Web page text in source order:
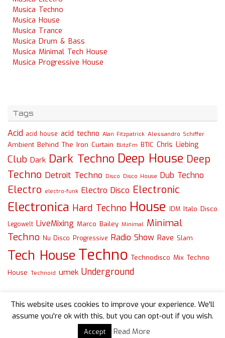
Musica Techno
Musica House
Musica Trance
Musica Drum & Bass
Musica Minimal Tech House
Musica Progressive House
Tags
Acid acid house acid techno Alan Fitzpatrick Alessandro Schiffer
Ambient Behind The Iron Curtain BlitzFm BTIC Chris Liebing
Club Dark Dark Techno Deep House Deep
Techno Detroit Techno Disco Disco House Dub Techno
Electro electro-funk Electro Disco Electronic
Electronica Hard Techno House IDM Italo Disco
Legowelt LiveMixing Marco Bailey Minimal Minimal
Techno Nu Disco Progressive Radio Show Rave Slam
Tech House Techno Technodisco Mix Techno
House Technoid umek Underground
Powered byTempera
This website uses cookies to improve your experience. We'll
assume you're ok with this, but you can opt-out if you wish.
Accept Read More